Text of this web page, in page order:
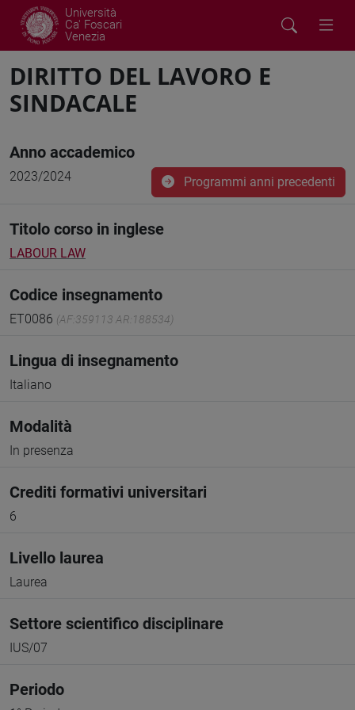
Università
Ca' Foscari
Venezia
DIRITTO DEL LAVORO E
SINDACALE
Anno accademico
2023/2024 Programmi anni precedenti
Titolo corso in inglese
LABOUR LAW
Codice insegnamento
ET0086 (AF:359113 AR:188534)
Lingua di insegnamento
Italiano
Modalità
In presenza
Crediti formativi universitari
6
Livello laurea
Laurea
Settore scientifico disciplinare
IUS/07
Periodo